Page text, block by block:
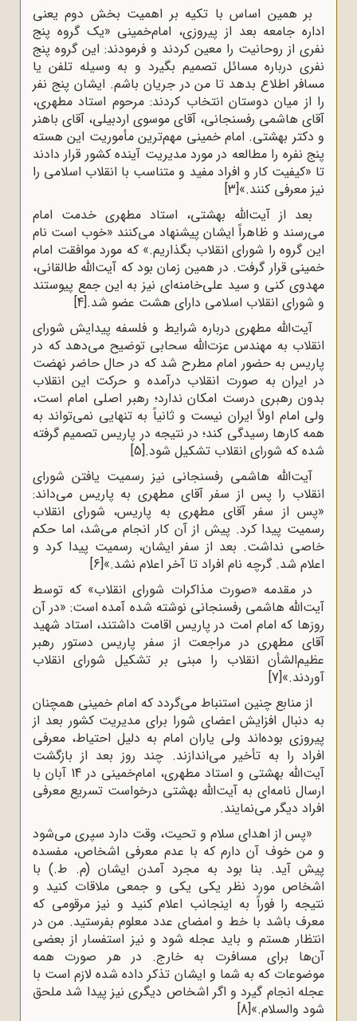
بر همین‌ اساس‌ با تکیه‌ بر اهمیت‌ بخش‌ دوم‌ یعنی‌
اداره‌‌ جامعه‌ بعد از پیروزی‌، امام‌خمینی‌ «یک‌ گروه‌ پنج‌
نفری‌ از روحانیت‌ را معین‌ کردند و فرمودند: این‌ گروه‌ پنج‌
نفری‌ درباره‌‌ مسائل‌ تصمیم‌ بگیرد و به‌ وسیله‌ تلفن‌ یا
مسافر اطلاع‌ بدهد تا من‌ در جریان ‌باشم‌. ایشان‌ پنج‌ نفر
را از میان‌ دوستان‌ انتخاب‌ کردند: مرحوم‌ استاد مطهری‌،
آقای ‌هاشمی‌ رفسنجانی‌، آقای‌ موسوی‌ اردبیلی‌، آقای‌ باهنر
و دکتر بهشتی‌. امام‌ خمینی ‌مهم‌ترین‌ مأموریت‌ این‌ هسته‌‌
پنج‌ نفره‌ را مطالعه‌ در مورد مدیریت‌ آینده‌ کشور قرار دادند
تا «کیفیت‌ کار و افراد مفید و متناسب‌ با انقلاب‌ اسلامی‌ را
نیز معرفی‌ کنند.»[3]
بعد از آیت‌الله بهشتی،‌ استاد مطهری‌ خدمت‌ امام‌
می‌رسند و ظاهراً ایشان‌ پیشنهاد می‌کنند «خوب‌ است‌ نام‌
این‌ گروه‌ را شورای‌ انقلاب‌ بگذاریم.‌» که‌ مورد موافقت‌ امام
‌خمینی‌ قرار گرفت‌. در همین‌ زمان‌ بود که‌ آیت‌الله طالقانی‌،
مهدوی‌ کنی‌ و سید علی‌خامنه‌ای‌ نیز به‌ این‌ جمع‌ پیوستند
و شورای‌ انقلاب‌ اسلامی‌ دارای‌ هشت‌ عضو شد.[4]
آیت‌الله مطهری درباره شرایط و فلسفه‌ پیدایش شوراى
انقلاب به مهندس عزت‌الله سحابى توضیح مى‌دهد که در
پاریس به حضور امام مطرح شد که در حال حاضر نهضت
در ایران به صورت انقلاب درآمده و حرکت این انقلاب
بدون رهبرى درست امکان ندارد؛ رهبر اصلى امام است،
ولى امام اولاً ایران نیست و ثانیاً به تنهایى نمى‌تواند به
همه‌ کارها رسیدگى کند؛ در نتیجه در پاریس تصمیم گرفته
شده که شوراى انقلاب تشکیل شود.[5]
آیت‌الله هاشمى رفسنجانى نیز رسمیت یافتن شوراى
انقلاب را پس از سفر آقاى مطهرى به پاریس مى‌داند:
«پس از سفر آقاى مطهرى به پاریس، شوراى انقلاب
رسمیت پیدا کرد. پیش از آن کار انجام مى‌شد، اما حکم
خاصى نداشت. بعد از سفر ایشان، رسمیت پیدا کرد و
اعلام شد. گرچه نام افراد تا آخر اعلام نشد.»[6]
در مقدمه‌ «صورت مذاکرات شوراى انقلاب» که توسط
آیت‌الله هاشمی رفسنجانی نوشته شده آمده است: «در آن
روزها که امام امت در پاریس اقامت داشتند، استاد شهید
آقاى مطهرى در مراجعت از سفر پاریس دستور رهبر
عظیم‌الشأن انقلاب را مبنى بر تشکیل شوراى انقلاب
آوردند.»[7]
از منابع‌ چنین‌ استنباط‌ می‌گردد که‌ امام‌ خمینی‌ همچنان‌
به‌ دنبال‌ افزایش‌ اعضای ‌شورا برای‌ مدیریت‌ کشور بعد از
پیروزی‌ بوده‌اند ولی‌ یاران‌ امام‌ به‌ دلیل‌ احتیاط‌، معرفی
‌افراد را به‌ تأخیر می‌اندازند. چند روز بعد از بازگشت‌
آیت‌الله بهشتی‌ و استاد مطهری،‌ امام‌خمینی‌ در 14 آبان‌ با
ارسال‌ نامه‌ای‌ به‌ آیت‌الله بهشتی‌ درخواست‌ تسریع ‌معرفی‌
افراد دیگر می‌نمایند.
«پس‌ از اهدای‌ سلام‌ و تحیت‌، وقت‌ دارد سپری‌ می‌شود
و من‌ خوف‌ آن‌ دارم‌ که‌ با عدم‌ معرفی‌ اشخاص‌، مفسده‌
پیش‌ آید. بنا بود به‌ مجرد آمدن‌ ایشان‌ (م. ط.) با
اشخاص‌ مورد نظر یکی‌ یکی‌ و جمعی‌ ملاقات‌ کنید و
نتیجه‌ را فوراً به‌ اینجانب ‌اعلام‌ کنید و نیز مرقومی‌ که‌
معرف‌ باشد با خط‌ و امضای‌ عدد معلوم‌ بفرستید. من‌ در
انتظار هستم‌ و باید عجله‌ شود و نیز استفسار از بعضی‌
آن‌ها برای‌ مسافرت ‌به‌ خارج‌. در هر صورت‌ همه‌‌
موضوعات‌ که‌ به‌ شما و ایشان‌ تذکر داده‌ شده ‌لازم‌ است‌ با
عجله‌ انجام‌ گیرد و اگر اشخاص‌ دیگری‌ نیز پیدا شد ملحق‌
شود والسلام.‌»[8]